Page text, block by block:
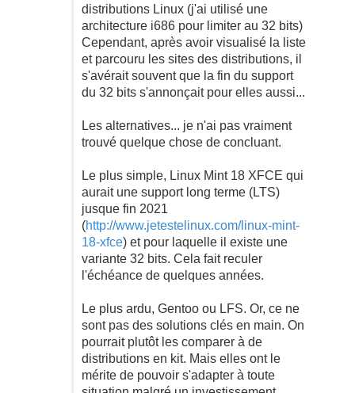
distributions Linux (j'ai utilisé une
architecture i686 pour limiter au 32 bits)
Cependant, après avoir visualisé la liste
et parcouru les sites des distributions, il
s'avérait souvent que la fin du support
du 32 bits s'annonçait pour elles aussi...
Les alternatives... je n'ai pas vraiment
trouvé quelque chose de concluant.
Le plus simple, Linux Mint 18 XFCE qui
aurait une support long terme (LTS)
jusque fin 2021
(http://www.jetestelinux.com/linux-mint-
18-xfce) et pour laquelle il existe une
variante 32 bits. Cela fait reculer
l'échéance de quelques années.
Le plus ardu, Gentoo ou LFS. Or, ce ne
sont pas des solutions clés en main. On
pourrait plutôt les comparer à de
distributions en kit. Mais elles ont le
mérite de pouvoir s'adapter à toute